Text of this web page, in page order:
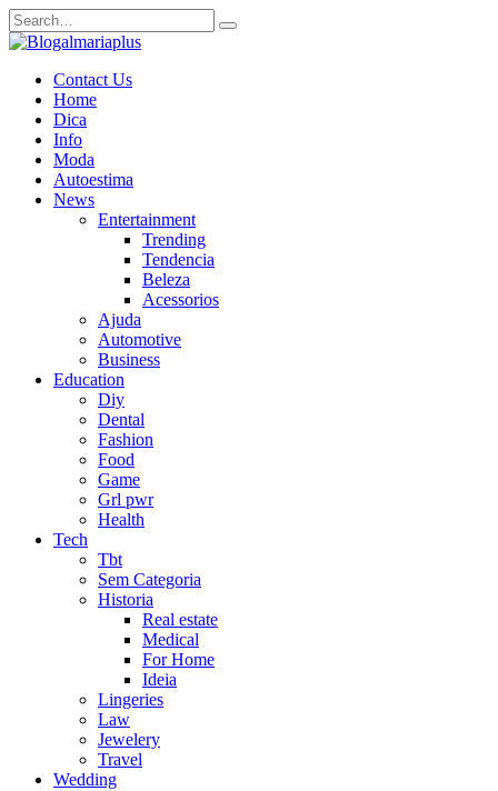
Skip
to
content
Search
for:
Contact Us
Home
Dica
Info
Moda
Autoestima
News
Entertainment
Trending
Tendencia
Beleza
Acessorios
Ajuda
Automotive
Business
Education
Diy
Dental
Fashion
Food
Game
Grl pwr
Health
Tech
Tbt
Sem Categoria
Historia
Real estate
Medical
For Home
Ideia
Lingeries
Law
Jewelery
Travel
Wedding